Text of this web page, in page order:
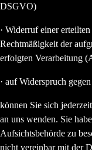
DSGVO)
· Widerruf einer
Rechtmäßigkeit der
erfolgten Verarbeitung
· auf Widerspruch
können Sie sich
an uns wenden. Sie
Aufsichtsbehörde zu
nicht vereinbar mit der